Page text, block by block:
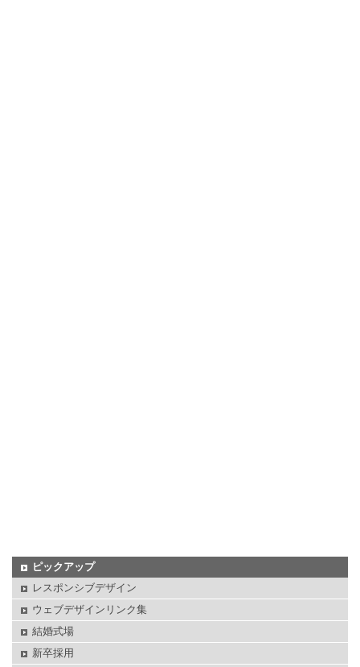
ピックアップ
レスポンシブデザイン
ウェブデザインリンク集
結婚式場
新卒採用